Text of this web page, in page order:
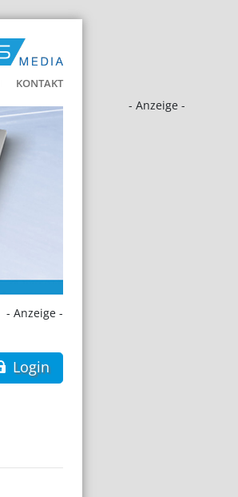
KONTAKT
- Anzeige -
- Anzeige -
Login